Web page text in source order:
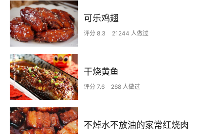
可乐鸡翅
评分 8.3 21244 人做过
干烧黄鱼
评分 7.6 268 人做过
不焯水不放油的家常红烧肉